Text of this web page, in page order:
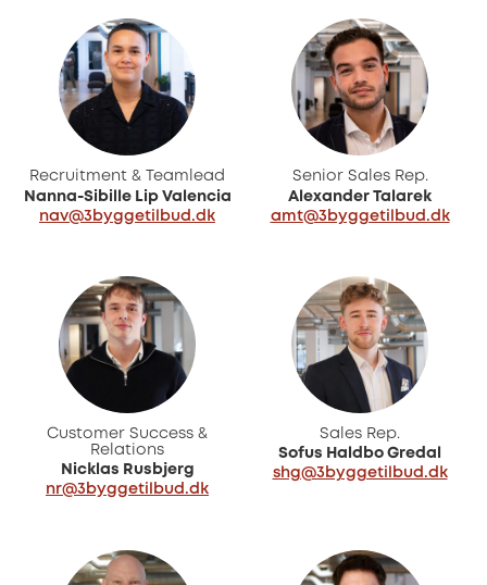
Recruitment & Teamlead
Nanna-Sibille Lip Valencia
nav@3byggetilbud.dk
Senior Sales Rep.
Alexander Talarek
amt@3byggetilbud.dk
Customer Success &
Relations
Nicklas Rusbjerg
nr@3byggetilbud.dk
Sales Rep.
Sofus Haldbo Gredal
shg@3byggetilbud.dk